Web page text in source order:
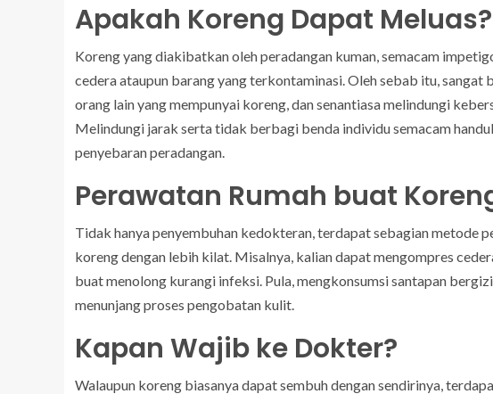
Apakah Koreng Dapat Meluas?
Koreng yang diakibatkan oleh peradangan kuman, semacam
cedera ataupun barang yang terkontaminasi. Oleh sebab itu,
orang lain yang mempunyai koreng, dan senantiasa melindungi
Melindungi jarak serta tidak berbagi benda individu semacam
penyebaran peradangan.
Perawatan Rumah buat
Tidak hanya penyembuhan kedokteran, terdapat sebagian metode
koreng dengan lebih kilat. Misalnya, kalian dapat mengompres
buat menolong kurangi infeksi. Pula, mengkonsumsi santapan
menunjang proses pengobatan kulit.
Kapan Wajib ke Dokter?
Walaupun koreng biasanya dapat sembuh dengan sendirinya,